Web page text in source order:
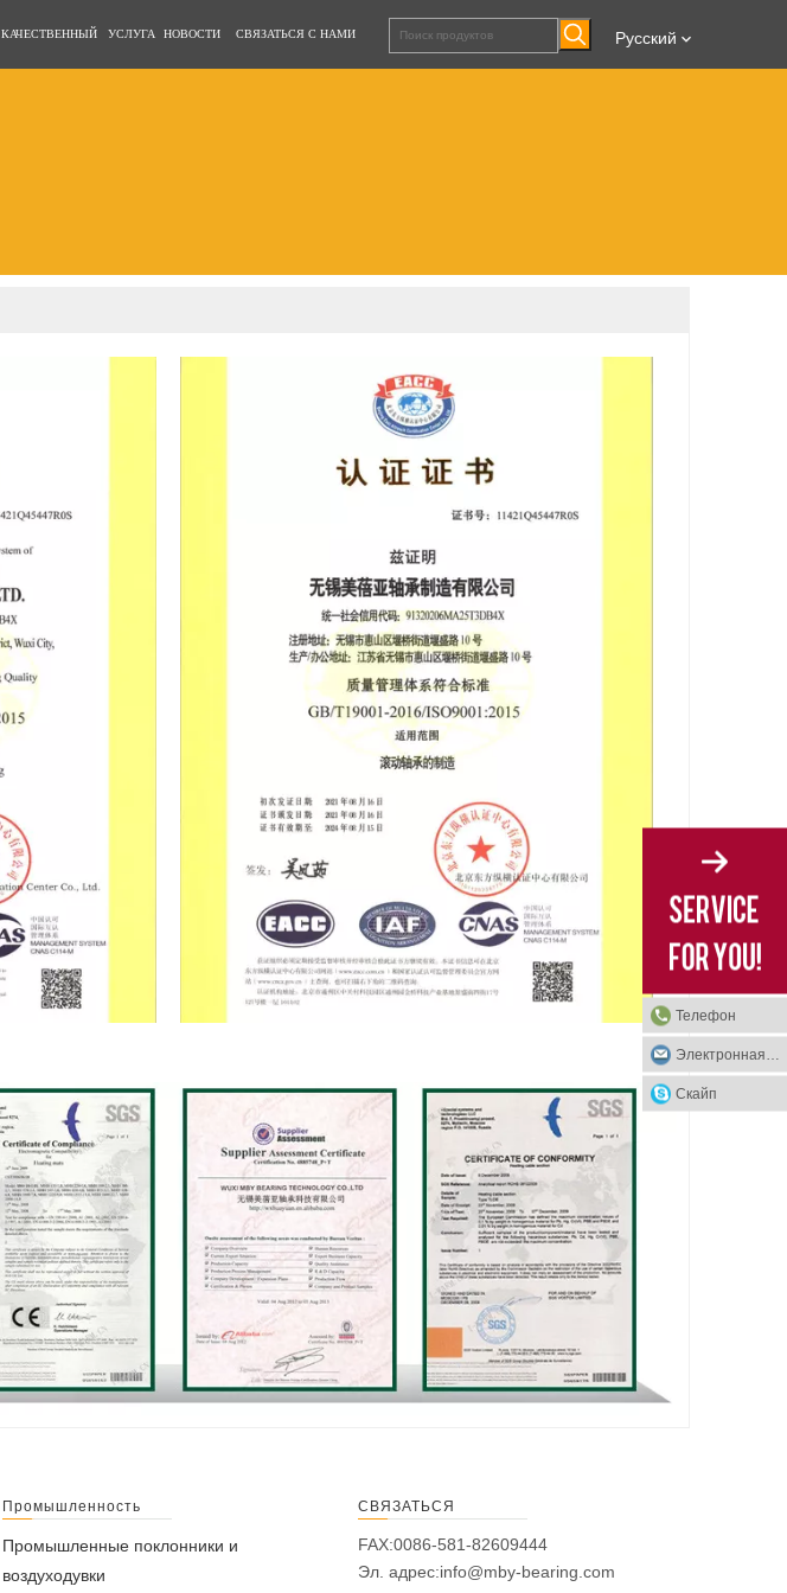
КАЧЕСТВЕННЫЙ УСЛУГА НОВОСТИ СВЯЗАТЬСЯ С НАМИ Pусский
Промышленность
Промышленные поклонники и
воздуходувки
СВЯЗАТЬСЯ
FAX:0086-581-82609444
Эл. адрес:info@mby-bearing.com
Телефон
Скайп